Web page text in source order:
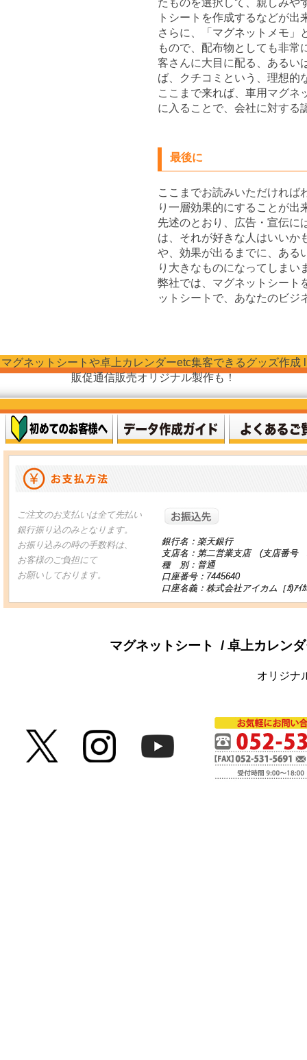
たものを選択して、親しみや
トシートを作成するなどが出
さらに、「マグネットメモ」
もので、配布物としても非常
客さんに大目に配る、あるい
ば、クチコミという、理想的
ここまで来れば、車用マグネ
に入ることで、会社に対する
最後に
ここまでお読みいただければ
り一層効果的にすることが出
先述のとおり、広告・宣伝に
は、それが好きな人はいいか
や、効果が出るまでに、ある
り大きなものになってしまい
弊社では、マグネットシート
ットシートで、あなたのビジ
マグネットシートや卓上カレンダーetc集客できるグッズ作成 l
販促通信販売オリジナル製作も！
ご注文のお支払いは全て先払い
銀行振り込のみとなります。
お振り込みの時の手数料は、
お客様のご負担にて
お願いしております。
銀行名：楽天銀行
支店名：第二営業支店 (支店番号
種 別：普通
口座番号：7445640
口座名義：株式会社アイカム［ｶ)ｱｲｶ
マグネットシート 卓上カレン
オリジナ